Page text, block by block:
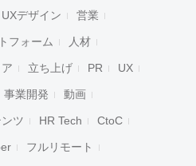
UXデザイン 営業
フォーム 人材
立ち上げ PR UX
事業開発 動画
ツ HR Tech CtoC
フルリモート